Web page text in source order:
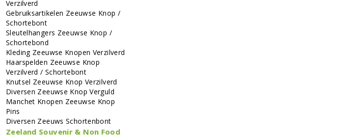
Verzilverd
Gebruiksartikelen Zeeuwse Knop /
Schortebont
Sleutelhangers Zeeuwse Knop /
Schortebond
Kleding Zeeuwse Knopen Verzilverd
Haarspelden Zeeuwse Knop
Verzilverd / Schortebont
Knutsel Zeeuwse Knop Verzilverd
Diversen Zeeuwse Knop Verguld
Manchet Knopen Zeeuwse Knop
Pins
Diversen Zeeuws Schortenbont
Zeeland Souvenir & Non Food